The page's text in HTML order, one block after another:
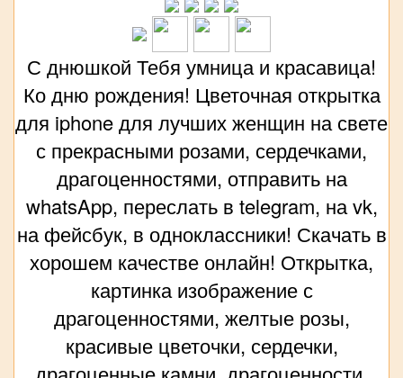
С днюшкой Тебя умница и красавица!
Ко дню рождения! Цветочная открытка
для iphone для лучших женщин на свете
с прекрасными розами, сердечками,
драгоценностями, отправить на
whatsApp, переслать в telegram, на vk,
на фейсбук, в одноклассники! Скачать в
хорошем качестве онлайн! Открытка,
картинка изображение с
драгоценностями, желтые розы,
красивые цветочки, сердечки,